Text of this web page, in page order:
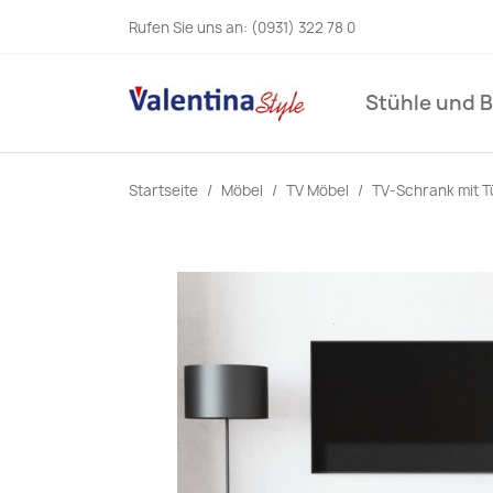
Rufen Sie uns an: (0931) 322 78 0
Stühle und
Startseite Möbel TV Möbel TV-Schrank mit